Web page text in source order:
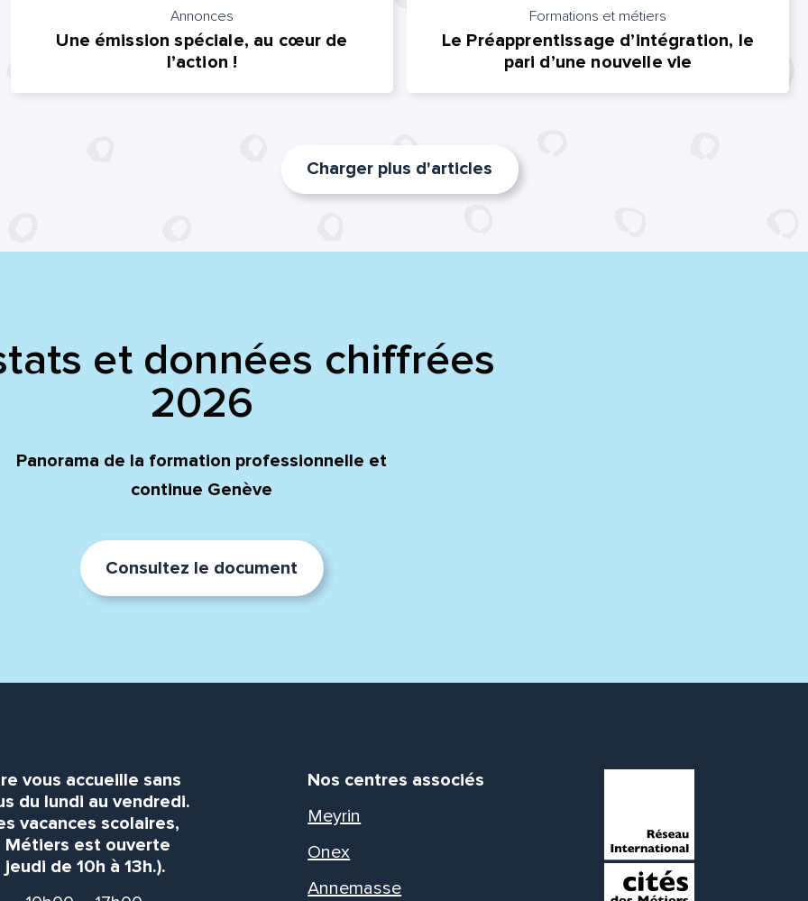
Annonces
Une émission spéciale, au cœur de
l’action !
Formations et métiers
Le Préapprentissage d’intégration, le
pari d’une nouvelle vie
Charger plus d'articles
et données chiffrées
2026
Panorama de la formation professionnelle et
continue Genève
Consultez le document
vous accueille sans
du lundi au vendredi.
vacances scolaires,
Métiers est ouverte
de 10h à 13h.).
Nos centres associés
Meyrin
Onex
Annemasse